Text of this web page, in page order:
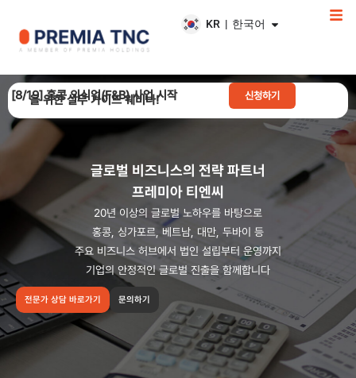
KR | 한국어
[8/19] 홍콩 외식업(F&B) 사업 시작
을 위한 실무 가이드 웨비나! 신청하기
글로벌 비즈니스의 전략 파트너
프레미아 티엔씨
20년 이상의 글로벌 노하우를 바탕으로
홍콩, 싱가포르, 베트남, 대만, 두바이 등
주요 비즈니스 허브에서 법인 설립부터 운영까지
기업의 안정적인 글로벌 진출을 함께합니다
전문가 상담 바로가기 문의하기
프레미아 티엔씨, GDIN 해외 채널 파트너사로 국내 벤처·스타트
업 해외 진출 지원